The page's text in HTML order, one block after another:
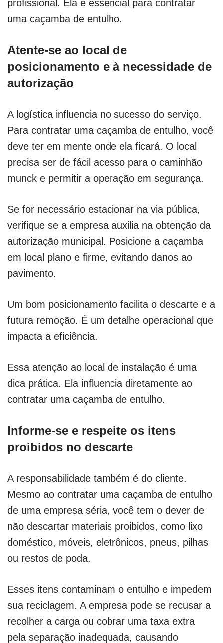
profissional. Ela é essencial para contratar
uma caçamba de entulho.
Atente-se ao local de
posicionamento e à necessidade de
autorização
A logística influencia no sucesso do serviço.
Para contratar uma caçamba de entulho, você
deve ter em mente onde ela ficará. O local
precisa ser de fácil acesso para o caminhão
munck e permitir a operação em segurança.
Se for necessário estacionar na via pública,
verifique se a empresa auxilia na obtenção da
autorização municipal. Posicione a caçamba
em local plano e firme, evitando danos ao
pavimento.
Um bom posicionamento facilita o descarte e a
futura remoção. É um detalhe operacional que
impacta a eficiência.
Essa atenção ao local de instalação é uma
dica prática. Ela influencia diretamente ao
contratar uma caçamba de entulho.
Informe-se e respeite os itens
proibidos no descarte
A responsabilidade também é do cliente.
Mesmo ao contratar uma caçamba de entulho
de uma empresa séria, você tem o dever de
não descartar materiais proibidos, como lixo
doméstico, móveis, eletrônicos, pneus, pilhas
ou restos de poda.
Esses itens contaminam o entulho e impedem
sua reciclagem. A empresa pode se recusar a
recolher a carga ou cobrar uma taxa extra
pela separação inadequada, causando